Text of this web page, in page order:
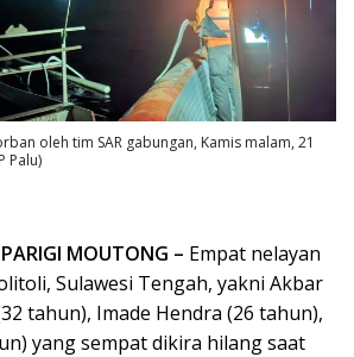
oleh tim SAR gabungan, Kamis malam, 21
Palu)
MOUTONG – Empat nelayan
Sulawesi Tengah, yakni Akbar
tahun), Imade Hendra (26 tahun),
yang sempat dikira hilang saat